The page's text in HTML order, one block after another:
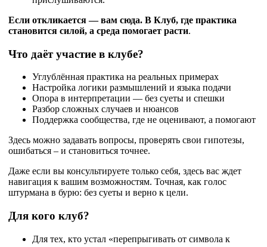
Если откликается — вам сюда. В Клуб, где практика
становится силой, а среда помогает расти.
Что даёт участие в клубе?
Углублённая практика на реальных примерах
Настройка логики размышлений и языка подачи
Опора в интерпретации — без суеты и спешки
Разбор сложных случаев и нюансов
Поддержка сообщества, где не оценивают, а помогают
Здесь можно задавать вопросы, проверять свои гипотезы,
ошибаться – и становиться точнее.
Даже если вы консультируете только себя, здесь вас ждет
навигация к вашим возможностям. Точная, как голос
штурмана в бурю: без суеты и верно к цели.
Для кого клуб?
Для тех, кто устал «перепрыгивать от символа к